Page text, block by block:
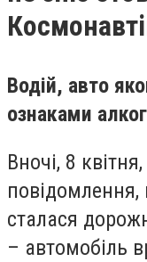
Водій, авто
ознаками
Вночі, 8
сталася
– автомобіль